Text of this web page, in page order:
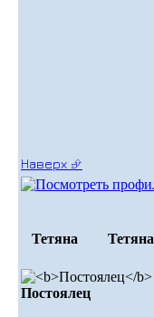
Наверх ⮵
Тетяна Тетяна
Постоялец